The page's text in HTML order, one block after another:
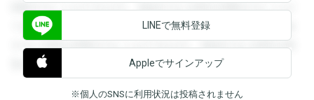
閲覧することができます。登録すると回答を閲覧することが
できます。登録すると回答を閲覧することができます。登録
すると回答を閲覧することができます。登録すると回答を閲
覧することができます。
LINEで無料登録
Appleでサインアップ
※個人のSNSに利用状況は投稿されません